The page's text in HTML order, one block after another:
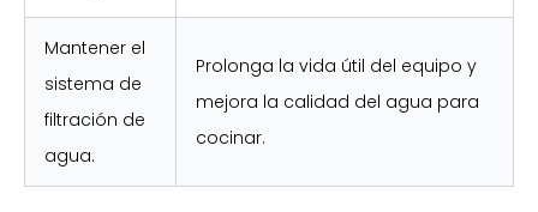
Mantener el
sistema de
filtración de
agua.
Prolonga la vida útil del equipo y
mejora la calidad del agua para
cocinar.